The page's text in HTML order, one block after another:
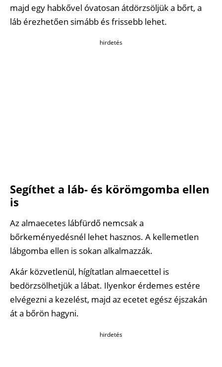
majd egy habkővel óvatosan átdörzsöljük a bőrt, a
láb érezhetően simább és frissebb lehet.
hirdetés
Segíthet a láb- és körömgomba ellen
is
Az almaecetes lábfürdő nemcsak a
bőrkeményedésnél lehet hasznos. A kellemetlen
lábgomba ellen is sokan alkalmazzák.
Akár közvetlenül, hígítatlan almaecettel is
bedörzsölhetjük a lábat. Ilyenkor érdemes estére
elvégezni a kezelést, majd az ecetet egész éjszakán
át a bőrön hagyni.
hirdetés